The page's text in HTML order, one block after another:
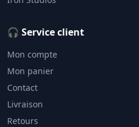
🎧 Service client
Mon compte
Mon panier
Contact
Livraison
Retours